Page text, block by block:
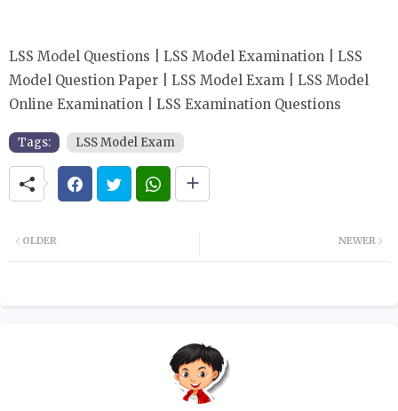
LSS Model Questions | LSS Model Examination | LSS
Model Question Paper | LSS Model Exam | LSS Model
Online Examination | LSS Examination Questions
Tags: LSS Model Exam
NEWER
OLDER